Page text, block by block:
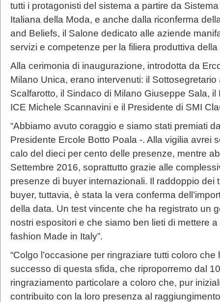
tutti i protagonisti del sistema a partire da
Italiana della Moda, e anche dalla riconferma
and Beliefs, il Salone dedicato alle aziende
servizi e competenze per la filiera produttiva della
Alla cerimonia di inaugurazione, introdotta da
Milano Unica, erano intervenuti: il
Scalfarotto, il Sindaco di Milano Giuseppe Sala,
ICE Michele Scannavini e il Presidente di SMI
“Abbiamo avuto coraggio e siamo stati premiati
Presidente Ercole Botto Poala -. Alla vigilia avrei
calo del dieci per cento delle presenze, mentre
Settembre 2016, soprattutto grazie alle
presenze di buyer internazionali. Il raddoppio dei
buyer, tuttavia, è stata la vera conferma
della data. Un test vincente che ha registrato un
nostri espositori e che siamo ben lieti di mettere
fashion Made in Italy”.
“Colgo l’occasione per ringraziare tutti coloro
successo di questa sfida, che riproporremo dal
ringraziamento particolare a coloro che, pur
contribuito con la loro presenza al